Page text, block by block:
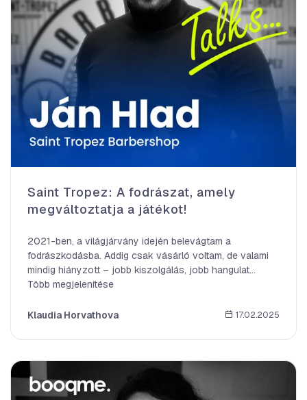
Saint Tropez: A fodrászat, amely
megváltoztatja a játékot!
2021-ben, a világjárvány idején belevágtam a
fodrászkodásba. Addig csak vásárló voltam, de valami
mindig hiányzott – jobb kiszolgálás, jobb hangulat…
Több megjelenítése
Klaudia Horvathova 17.02.2025